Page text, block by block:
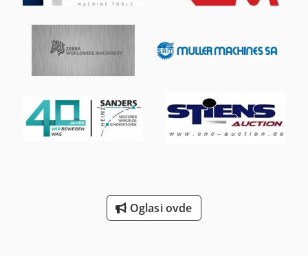
Oglasi ovde